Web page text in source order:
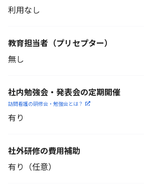
利用なし
教育担当者 （プリセプター）
無し
社内勉強会・発表会の定期開催
訪問看護の研修会・勉強会とは？
有り
社外研修の費用補助
有り（任意）